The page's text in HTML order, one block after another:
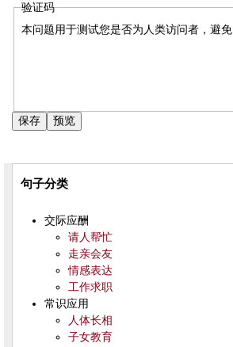
验证码
本问题用于测试您是否为人类访问者，避免
句子分类
交际应酬
请人帮忙
走亲会友
情感表达
工作求职
常识应用
人体长相
子女教育